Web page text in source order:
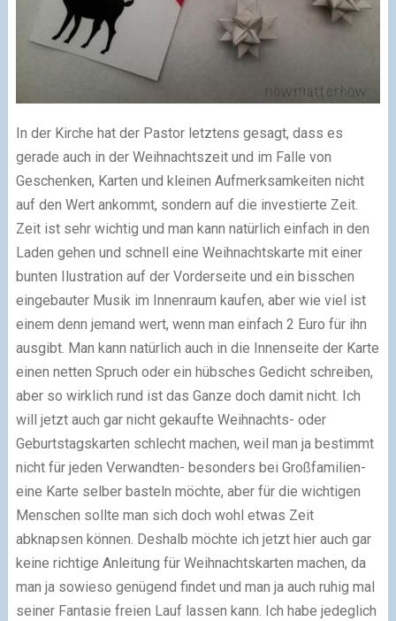
In der Kirche hat der Pastor letztens gesagt, dass es
gerade auch in der Weihnachtszeit und im Falle von
Geschenken, Karten und kleinen Aufmerksamkeiten nicht
auf den Wert ankommt, sondern auf die investierte Zeit.
Zeit ist sehr wichtig und man kann natürlich einfach in den
Laden gehen und schnell eine Weihnachtskarte mit einer
bunten Ilustration auf der Vorderseite und ein bisschen
eingebauter Musik im Innenraum kaufen, aber wie viel ist
einem denn jemand wert, wenn man einfach 2 Euro für ihn
ausgibt. Man kann natürlich auch in die Innenseite der Karte
einen netten Spruch oder ein hübsches Gedicht schreiben,
aber so wirklich rund ist das Ganze doch damit nicht. Ich
will jetzt auch gar nicht gekaufte Weihnachts- oder
Geburtstagskarten schlecht machen, weil man ja bestimmt
nicht für jeden Verwandten- besonders bei Großfamilien-
eine Karte selber basteln möchte, aber für die wichtigen
Menschen sollte man sich doch wohl etwas Zeit
abknapsen können. Deshalb möchte ich jetzt hier auch gar
keine richtige Anleitung für Weihnachtskarten machen, da
man ja sowieso genügend findet und man ja auch ruhig mal
seiner Fantasie freien Lauf lassen kann. Ich habe jedeglich